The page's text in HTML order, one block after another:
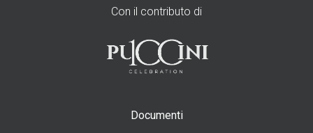
Con il contributo di
Documenti